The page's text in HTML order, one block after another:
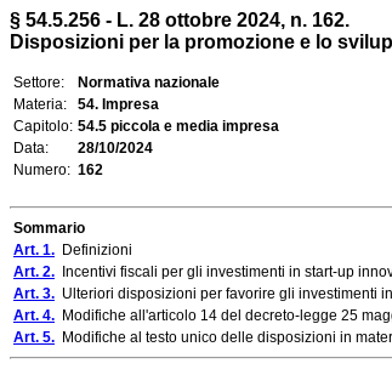
§ 54.5.256 - L. 28 ottobre 2024, n. 162.
Disposizioni per la promozione e lo
Settore:
Normativa nazionale
Materia:
54. Impresa
Capitolo: 54.5 piccola e media impresa
Data:
28/10/2024
Numero: 162
Sommario
Art. 1. Definizioni
Art. 2. Incentivi fiscali per gli investimenti in start-up
Art. 3. Ulteriori disposizioni per favorire gli investimenti in
Art. 4. Modifiche all'articolo 14 del decreto-legge 25
Art. 5. Modifiche al testo unico delle disposizioni in